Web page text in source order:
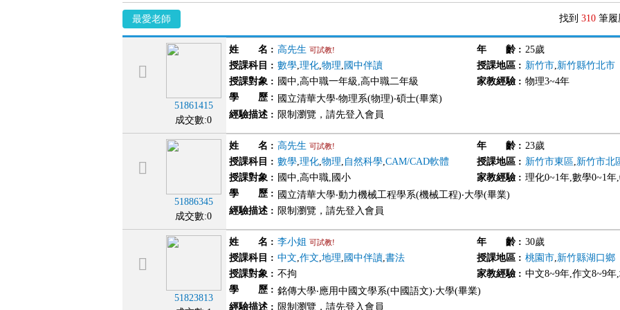
最愛老師 找到 310 筆
51861415
成交數:0
姓 名 : 高先生 可試教! 年 齡: 25歲
授課科目 : 數學,理化,物理, 國中伴讀 授課地區: 新竹市,新竹縣竹北市
授課對象 : 國中,高中職一年級,高中職二年級 家教經驗: 物理3~4年
學 歷 : 國立清華大學‧物理系(物理)‧碩士(畢業)
經驗描述 : 限制瀏覽，請先登入會員
51886345
成交數:0
姓 名 : 高先生 可試教! 年 齡: 23歲
授課科目 : 數學,理化,物理, 自然科學,CAM/CAD軟體 授課地區: 新竹市東區,新竹市北
授課對象 : 國中,高中職,國小 家教經驗: 理化0~1年,數學0~1年
學 歷 : 國立清華大學‧動力機械工程學系(機械工程)‧大學(畢業)
經驗描述 : 限制瀏覽，請先登入會員
51823813
姓 名 : 李小姐 可試教! 年 齡: 30歲
授課科目 : 中文,作文,地理, 國中伴讀,書法 授課地區: 桃園市,新竹縣湖口鄉
授課對象 : 不拘 家教經驗: 中文8~9年,作文8~9年
學 歷 : 銘傳大學‧應用中國文學系(中國語文)‧大學(畢業)
經驗描述 : 限制瀏覽，請先登入會員